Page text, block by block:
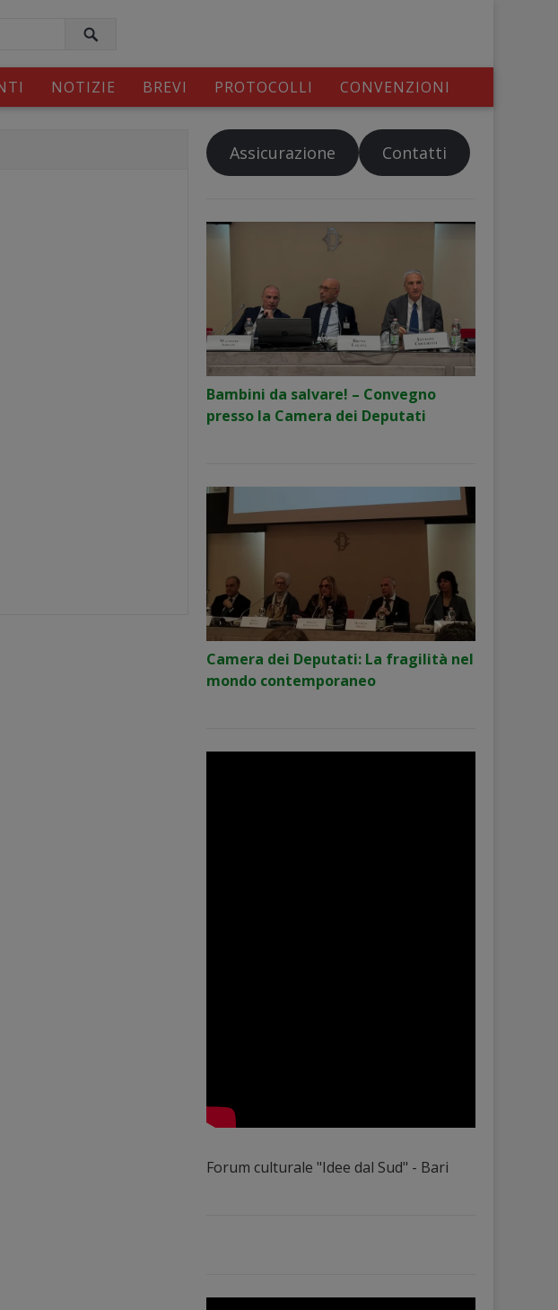
NOTIZIE BREVI PROTOCOLLI CONVENZIONI
Assicurazione Contatti
Bambini da salvare! – Convegno
presso la Camera dei Deputati
Camera dei Deputati: La fragilità nel
mondo contemporaneo
Forum culturale "Idee dal Sud" - Bari